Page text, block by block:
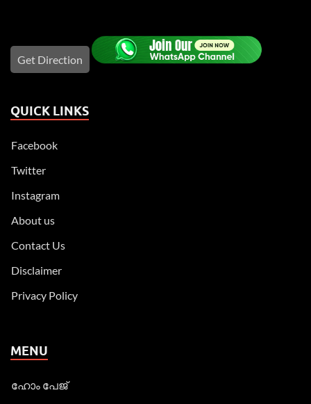
Get Direction
QUICK LINKS
Facebook
Twitter
Instagram
About us
Contact Us
Disclaimer
Privacy Policy
MENU
ഹോം പേജ്